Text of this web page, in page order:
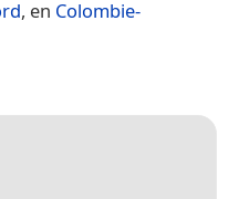
, en Colombie-